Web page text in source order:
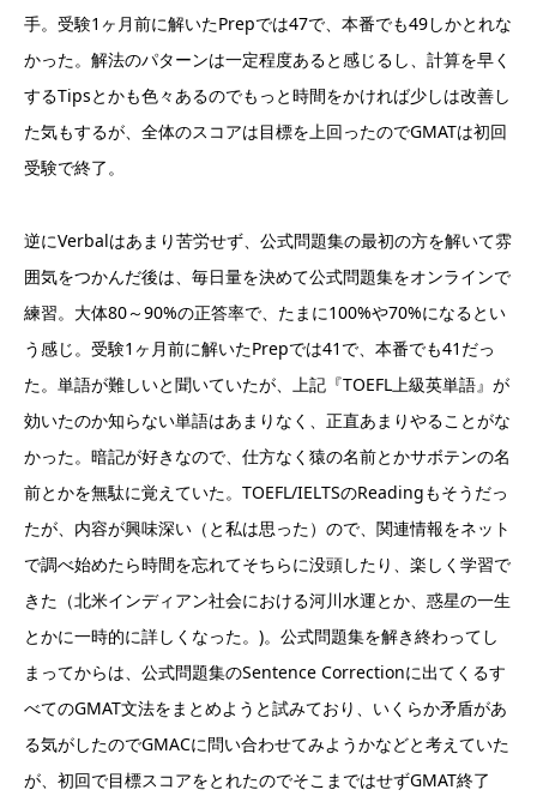
手。受験1ヶ月前に解いたPrepでは47で、本番でも49しかとれな
かった。解法のパターンは一定程度あると感じるし、計算を早く
するTipsとかも色々あるのでもっと時間をかければ少しは改善し
た気もするが、全体のスコアは目標を上回ったのでGMATは初回
受験で終了。
逆にVerbalはあまり苦労せず、公式問題集の最初の方を解いて雰
囲気をつかんだ後は、毎日量を決めて公式問題集をオンラインで
練習。大体80～90%の正答率で、たまに100%や70%になるとい
う感じ。受験1ヶ月前に解いたPrepでは41で、本番でも41だっ
た。単語が難しいと聞いていたが、上記『TOEFL上級英単語』が
効いたのか知らない単語はあまりなく、正直あまりやることがな
かった。暗記が好きなので、仕方なく猿の名前とかサボテンの名
前とかを無駄に覚えていた。TOEFL/IELTSのReadingもそうだっ
たが、内容が興味深い（と私は思った）ので、関連情報をネット
で調べ始めたら時間を忘れてそちらに没頭したり、楽しく学習で
きた（北米インディアン社会における河川水運とか、惑星の一生
とかに一時的に詳しくなった。)。公式問題集を解き終わってし
まってからは、公式問題集のSentence Correctionに出てくるす
べてのGMAT文法をまとめようと試みており、いくらか矛盾があ
る気がしたのでGMACに問い合わせてみようかなどと考えていた
が、初回で目標スコアをとれたのでそこまではせずGMAT終了